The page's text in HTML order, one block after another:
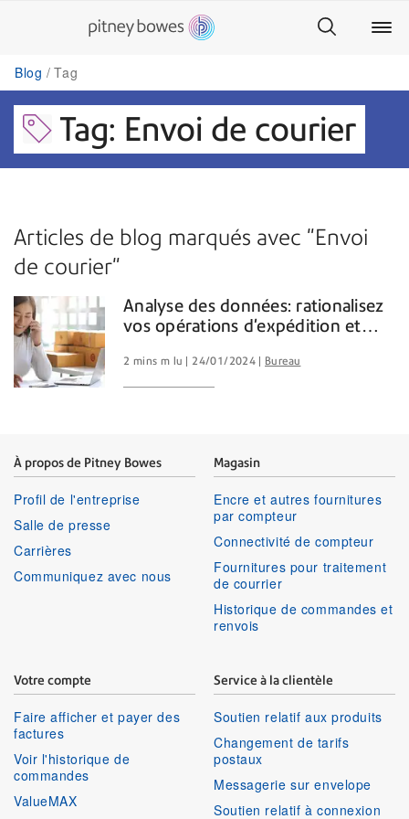
Blog Tag
Tag: Envoi de courier
Articles de blog marqués avec "Envoi
de courier"
Analyse des données: rationalisez
vos opérations d'expédition et
2 mins m lu 24/01/2024 Bureau
À propos de Pitney Bowes
Profil de l'entreprise
Salle de presse
Carrières
Communiquez avec nous
Magasin
Encre et autres fournitures
par compteur
Connectivité de compteur
Fournitures pour traitement
de courrier
Historique de commandes et
renvois
Votre compte
Faire afficher et payer des
factures
Voir l'historique de
commandes
ValueMAX
Service à la clientèle
Soutien relatif aux produits
Changement de tarifs
postaux
Messagerie sur envelope
Soutien relatif à connexion